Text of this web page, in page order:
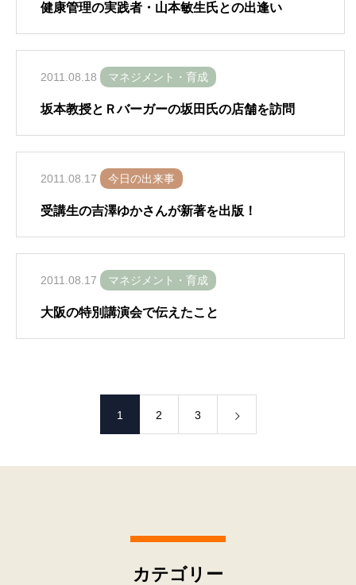
健康管理の実践者・山本敏生氏との出逢い
2011.08.18 マネジメント・育成
坂本教授とＲバーガーの坂田氏の店舗を訪問
2011.08.17 今日の出来事
受講生の吉澤ゆかさんが新著を出版！
2011.08.17 マネジメント・育成
大阪の特別講演会で伝えたこと
1 2 3
カテゴリー